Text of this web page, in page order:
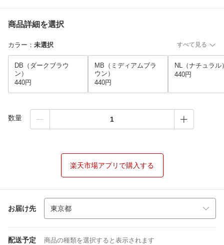
商品詳細を選択
カラー ： 未選択 すべて見る
DB（ダークブラウ
ン）
440円
MB（ミディアムブラ
ウン）
440円
NL（ナチュラル
440円
数量
楽天市場アプリで購入する
お届け先
配送予定 商品の種類を選択すると表示されます